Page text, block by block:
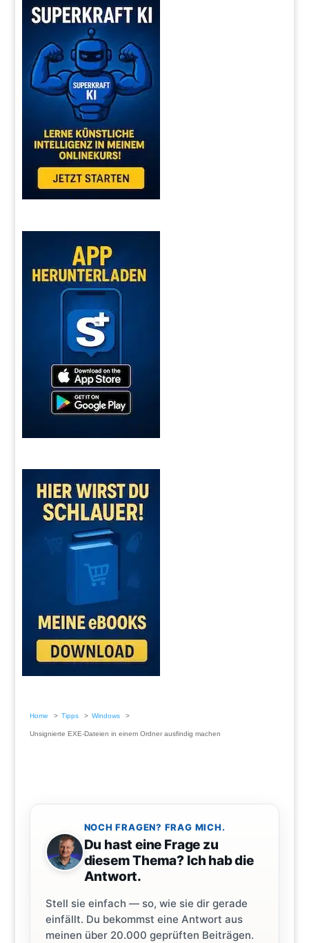
Home Tipps Windows
Unsignierte EXE-Dateien in einem Ordner ausfindig machen
NOCH FRAGEN? FRAG MICH.
Du hast eine Frage zu
diesem Thema? Ich hab die
Antwort.
Stell sie einfach — so, wie sie dir gerade
einfällt. Du bekommst eine Antwort aus
meinen über 20.000 geprüften Beiträgen.